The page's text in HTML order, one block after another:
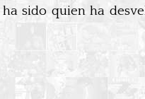
ha sido quien ha